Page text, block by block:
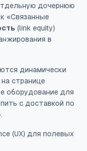
дочернюю
«Связанные
(link equity)
в
динамически
странице
оборудование для
с доставкой по
(UX) для полевых